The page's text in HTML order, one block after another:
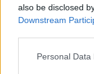
also be disclosed
Downstream
Personal
Effectiviteit
Hoeveelheid
Ik klop het af